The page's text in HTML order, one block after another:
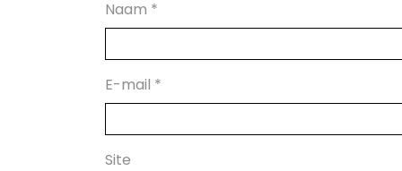
Naam *
E-mail *
Site